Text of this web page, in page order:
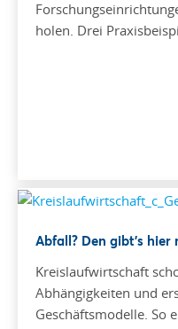
holen. Drei
Abfall? Den gibt’s hier
Kreislaufwirtschaft
Abhängigkeiten und
Geschäftsmodelle. So